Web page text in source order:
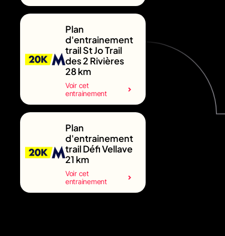
Plan
d'entrainement
trail St Jo Trail
des 2 Rivières
28 km
Voir cet
entrainement
Plan
d'entrainement
trail Défi Vellave
21 km
Voir cet
entrainement